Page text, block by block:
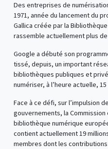
Des entreprises de
1971, année du lancement du
Gallica créée par la
rassemble actuellement plus
Google a débuté son
tissé, depuis, un important
bibliothèques publiques et
numériser, à l’heure actuelle,
Face à ce défi, sur l’impulsion
gouvernements, la Commission
bibliothèque numérique
contient actuellement 19
membres dont les